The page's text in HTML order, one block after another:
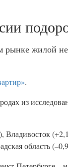
рынке жилой
.
из
Владивосток
область